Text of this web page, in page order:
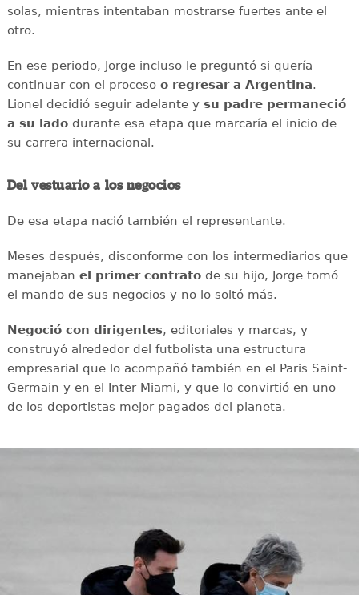
solas, mientras intentaban mostrarse fuertes ante el
otro.
En ese periodo, Jorge incluso le preguntó si quería
continuar con el proceso o regresar a Argentina.
Lionel decidió seguir adelante y su padre permaneció
a su ladodurante esa etapa que marcaría el inicio de
su carrera internacional.
Del vestuario a los negocios
De esa etapa nació también el representante.
Meses después, disconforme con los intermediarios que
manejaban el primer contratode su hijo, Jorge tomó
el mando de sus negocios y no lo soltó más.
Negoció con dirigentes, editoriales y marcas, y
construyó alrededor del futbolista una estructura
empresarial que lo acompañó también en el Paris Saint-
Germain y en el Inter Miami, y que lo convirtió en uno
de los deportistas mejor pagados del planeta.